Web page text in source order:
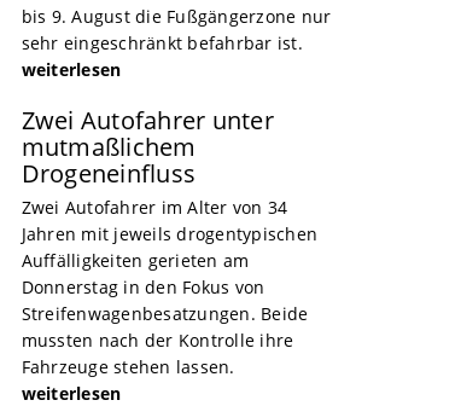
bis 9. August die Fußgängerzone nur
sehr eingeschränkt befahrbar ist.
weiterlesen
Zwei Autofahrer unter
mutmaßlichem
Drogeneinfluss
Zwei Autofahrer im Alter von 34
Jahren mit jeweils drogentypischen
Auffälligkeiten gerieten am
Donnerstag in den Fokus von
Streifenwagenbesatzungen. Beide
mussten nach der Kontrolle ihre
Fahrzeuge stehen lassen.
weiterlesen